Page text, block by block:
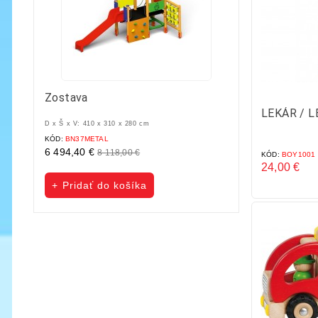
Zostava
D x Š x V: 410 x 310 x 280 cm
KÓD: BN37METAL
6 494,40 € 8 118,00 €
cena
Pridať do košíka
339,00 € 353,00 €
Základná
LEKÁR /
KÓD: BOY1001
24,00 €